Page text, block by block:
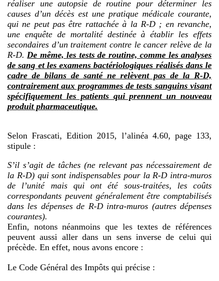
réaliser une autopsie de routine pour déterminer les
causes d’un décès est une pratique médicale courante,
qui ne peut pas être rattachée à la R-D ; en revanche,
une enquête de mortalité destinée à établir les effets
secondaires d’un traitement contre le cancer relève de la
R-D.De même, les tests de routine, comme les analyses
de sang et les examens bactériologiques réalisés dans le
cadre de bilans de santé ne relèvent pas de la R-D,
contrairement aux programmes de tests sanguins visant
spécifiquement les patients qui prennent un nouveau
produit pharmaceutique.
Selon Frascati, Edition 2015, l’alinéa 4.60, page 133,
stipule :
S’il s’agit de tâches (ne relevant pas nécessairement de
la R-D) qui sont indispensables pour la R-D intra-muros
de l’unité mais qui ont été sous-traitées, les coûts
correspondants peuvent généralement être comptabilisés
dans les dépenses de R-D intra-muros (autres dépenses
courantes).
Enfin, notons néanmoins que les textes de références
peuvent aussi aller dans un sens inverse de celui qui
précède. En effet, nous avons encore :
Le Code Général des Impôts qui précise :